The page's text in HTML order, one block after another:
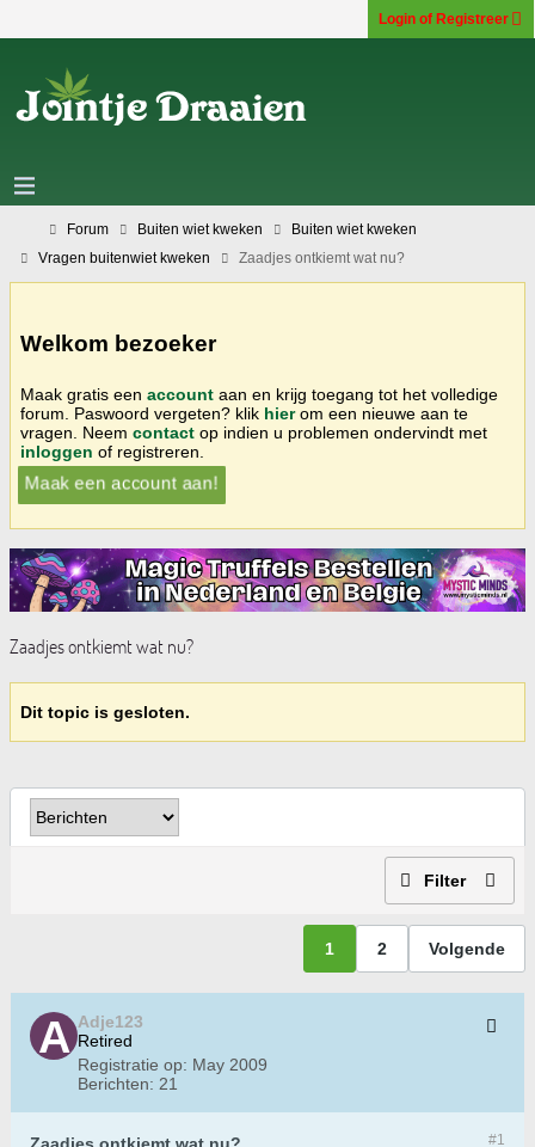
Login of Registreer
Forum Buiten wiet kweken
Buiten wiet kweken
Vragen buitenwiet kweken
Zaadjes ontkiemt wat nu?
Welkom bezoeker
Maak gratis een account aan en krijg toegang tot het volledige
forum. Paswoord vergeten? klik hierom een nieuwe aan te
vragen. Neem contact op indien u problemen ondervindt met
inloggen of registreren.
Maak een account aan!
Zaadjes ontkiemt wat nu?
Dit topic is gesloten.
Filter
1 2 Volgende
Adje123
Retired
Registratie op: May 2009
Berichten: 21
#1